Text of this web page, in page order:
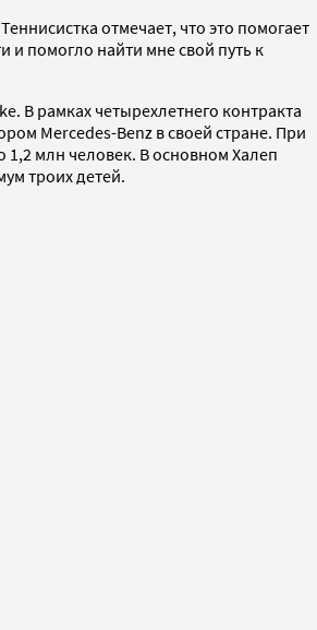
отмечает, что это помогает
и помогло найти мне свой путь к
В рамках четырехлетнего контракта
Mercedes-Benz в своей стране. При
1,2 млн человек. В основном Халеп
троих детей.